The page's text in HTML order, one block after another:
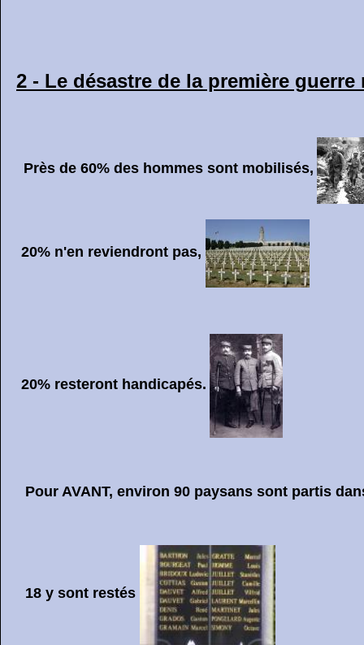
2 - Le désastre de la première guerre
Près de 60% des hommes sont mobilisés,
20% n'en reviendront pas,
20% resteront handicapés.
Pour AVANT, environ 90 paysans sont partis
18 y sont restés